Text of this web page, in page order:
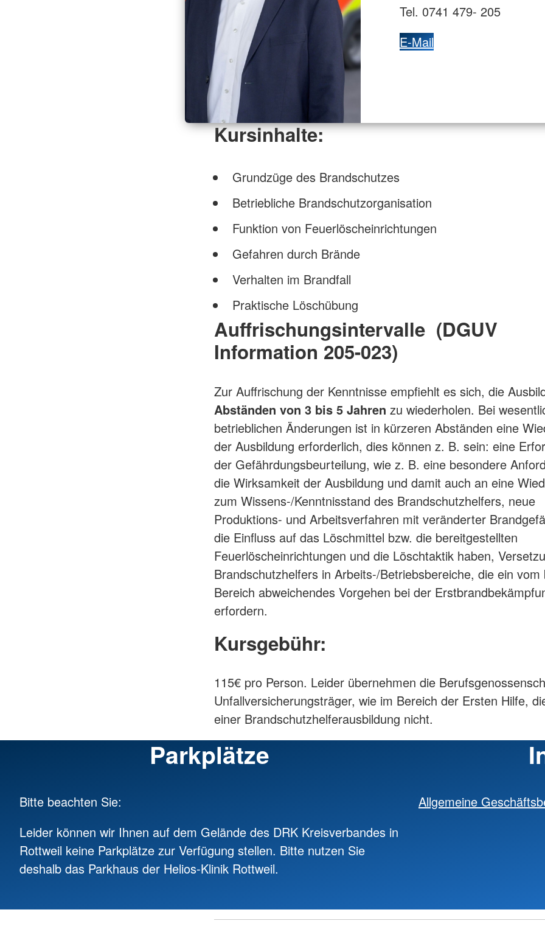
Tel. 0741 479- 205
E-Mail
Kursinhalte:
Grundzüge des Brandschutzes
Betriebliche Brandschutzorganisation
Funktion von Feuerlöscheinrichtungen
Gefahren durch Brände
Verhalten im Brandfall
Praktische Löschübung
Auffrischungsintervalle (DGUV
Information 205-023)
Zur Auffrischung der Kenntnisse empfiehlt es sich, die
Abständen von 3 bis 5 Jahren zu wiederholen. Bei
betrieblichen Änderungen ist in kürzeren Abständen eine
der Ausbildung erforderlich, dies können z. B. sein: eine
der Gefährdungsbeurteilung, wie z. B. eine besondere
die Wirksamkeit der Ausbildung und damit auch an eine
zum Wissens-/Kenntnisstand des Brandschutzhelfers, neue
Produktions- und Arbeitsverfahren mit veränderter
die Einfluss auf das Löschmittel bzw. die bereitgestellten
Feuerlöscheinrichtungen und die Löschtaktik haben,
Brandschutzhelfers in Arbeits-/Betriebsbereiche, die ein vom
Bereich abweichendes Vorgehen bei der
erfordern.
Kursgebühr:
115€ pro Person. Leider übernehmen die
Unfallversicherungsträger, wie im Bereich der Ersten Hilfe,
einer Brandschutzhelferausbildung nicht.
Parkplätze
Bitte beachten Sie:
Leider können wir Ihnen auf dem Gelände des DRK Kreisverbandes in
Rottweil keine Parkplätze zur Verfügung stellen. Bitte nutzen Sie
deshalb das Parkhaus der Helios-Klinik Rottweil.
Allgemeine